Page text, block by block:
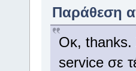
Παράθεση
Οκ, thanks.
service σε